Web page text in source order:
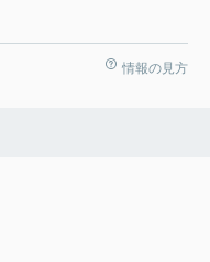
情報の見方